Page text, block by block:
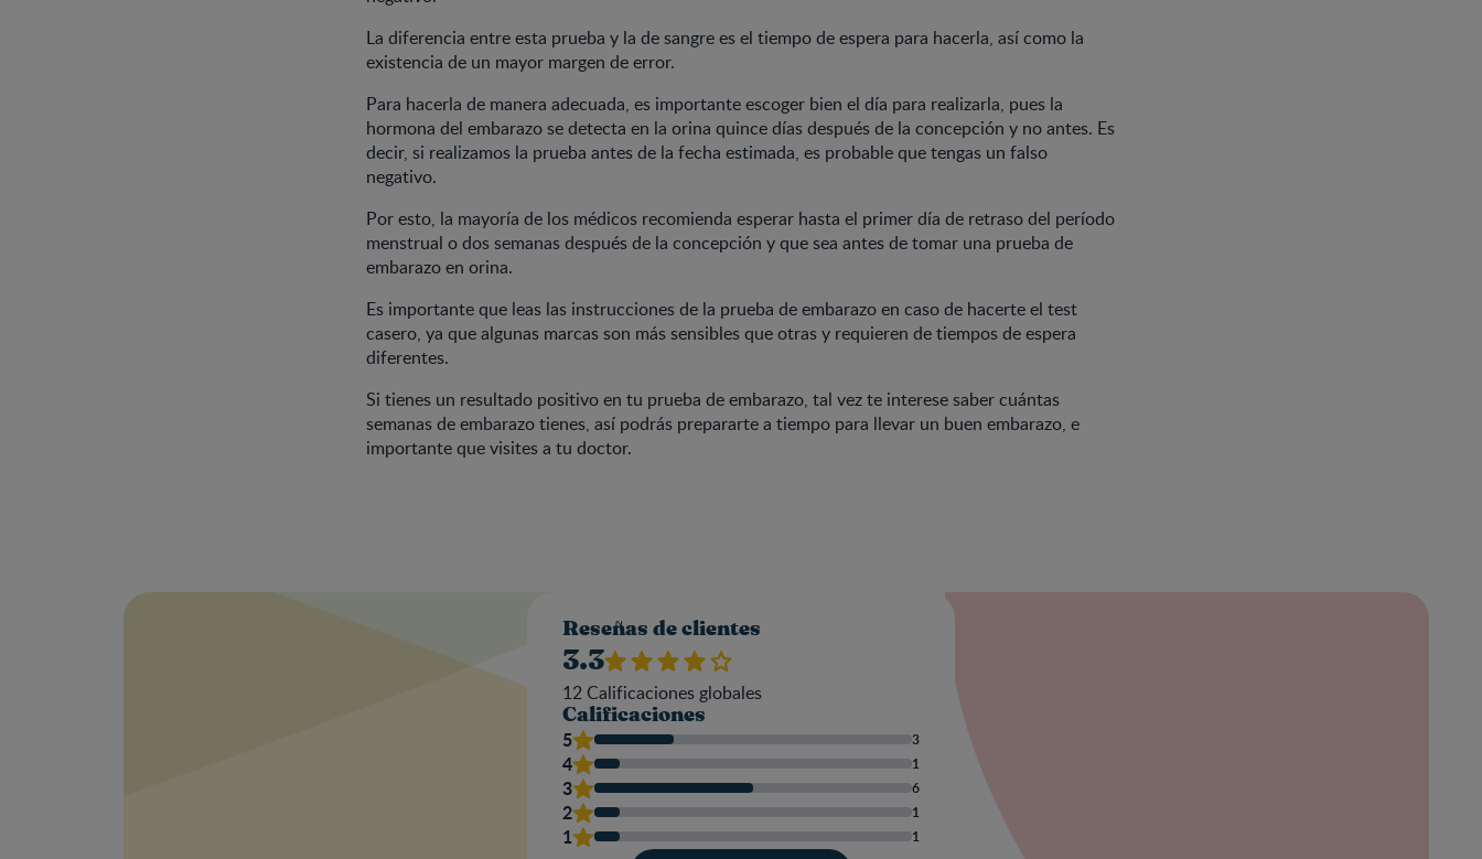
La diferencia entre esta prueba y la de sangre es el tiempo de espera para hacerla, así como la
existencia de un mayor margen de error.
Para hacerla de manera adecuada, es importante escoger bien el día para realizarla, pues la
hormona del embarazo se detecta en la orina quince días después de la concepción y no antes. Es
decir, si realizamos la prueba antes de la fecha estimada, es probable que tengas un falso
negativo.
Por esto, la mayoría de los médicos recomienda esperar hasta el primer día de retraso del período
menstrual o dos semanas después de la concepción y que sea antes de tomar una prueba de
embarazo en orina.
Es importante que leas las instrucciones de la prueba de embarazo en caso de hacerte el test
casero, ya que algunas marcas son más sensibles que otras y requieren de tiempos de espera
diferentes.
Si tienes un resultado positivo en tu prueba de embarazo, tal vez te interese saber cuántas
semanas de embarazo tienes, así podrás prepararte a tiempo para llevar un buen embarazo, e
importante que visites a tu doctor.
Reseñas de clientes
3.3
12Calificaciones globales
Calificaciones
5 3
4 1
3 6
2 1
1 1